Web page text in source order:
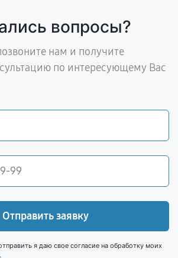
вопросы?
нам и получите
по интересующему Вас
Отправить заявку
я даю свое согласие на обработку моих
.